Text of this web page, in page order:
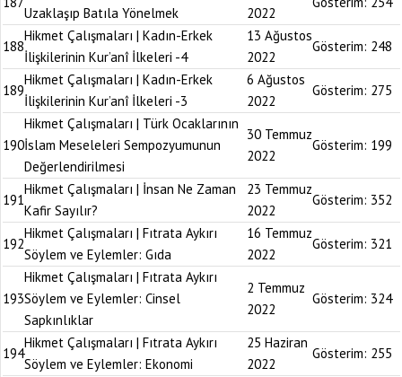
Uzaklaşıp Batıla Yönelmek 2022
188
Hikmet Çalışmaları | Kadın-Erkek
İlişkilerinin Kur’anî İlkeleri -4
13 Ağustos
2022
Gösterim: 248
189
Hikmet Çalışmaları | Kadın-Erkek
İlişkilerinin Kur’anî İlkeleri -3
6 Ağustos
2022
Gösterim: 275
190
Hikmet Çalışmaları | Türk Ocaklarının
İslam Meseleleri Sempozyumunun
Değerlendirilmesi
30 Temmuz
2022
Gösterim: 199
191
Hikmet Çalışmaları | İnsan Ne Zaman
Kafir Sayılır?
23 Temmuz
2022
Gösterim: 352
192
Hikmet Çalışmaları | Fıtrata Aykırı
Söylem ve Eylemler: Gıda
16 Temmuz
2022
Gösterim: 321
193
Hikmet Çalışmaları | Fıtrata Aykırı
Söylem ve Eylemler: Cinsel
Sapkınlıklar
2 Temmuz
2022
Gösterim: 324
194
Hikmet Çalışmaları | Fıtrata Aykırı
Söylem ve Eylemler: Ekonomi
25 Haziran
2022
Gösterim: 255